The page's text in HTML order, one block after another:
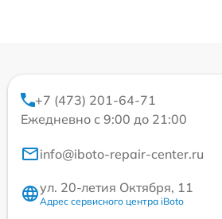
+7 (473) 201-64-71
Ежедневно с 9:00 до 21:00
info@iboto-repair-center.ru
ул. 20-летия Октября, 11
Адрес сервисного центра iBoto